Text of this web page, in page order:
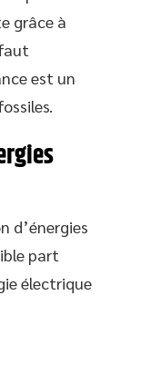
grâce à
est un
d’énergies
part
électrique